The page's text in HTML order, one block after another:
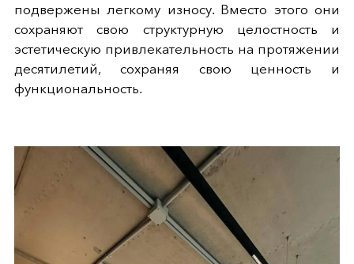
подвержены легкому износу. Вместо этого они
сохраняют свою структурную целостность и
эстетическую привлекательность на протяжении
десятилетий, сохраняя свою ценность и
функциональность.